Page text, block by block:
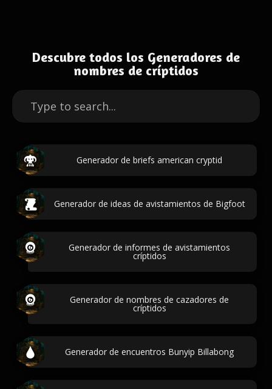
Descubre todos los Generadores de
nombres de críptidos
Generador de briefs american cryptid
Generador de ideas de avistamientos de Bigfoot
Generador de informes de avistamientos
críptidos
Generador de nombres de cazadores de
críptidos
Generador de encuentros Bunyip Billabong